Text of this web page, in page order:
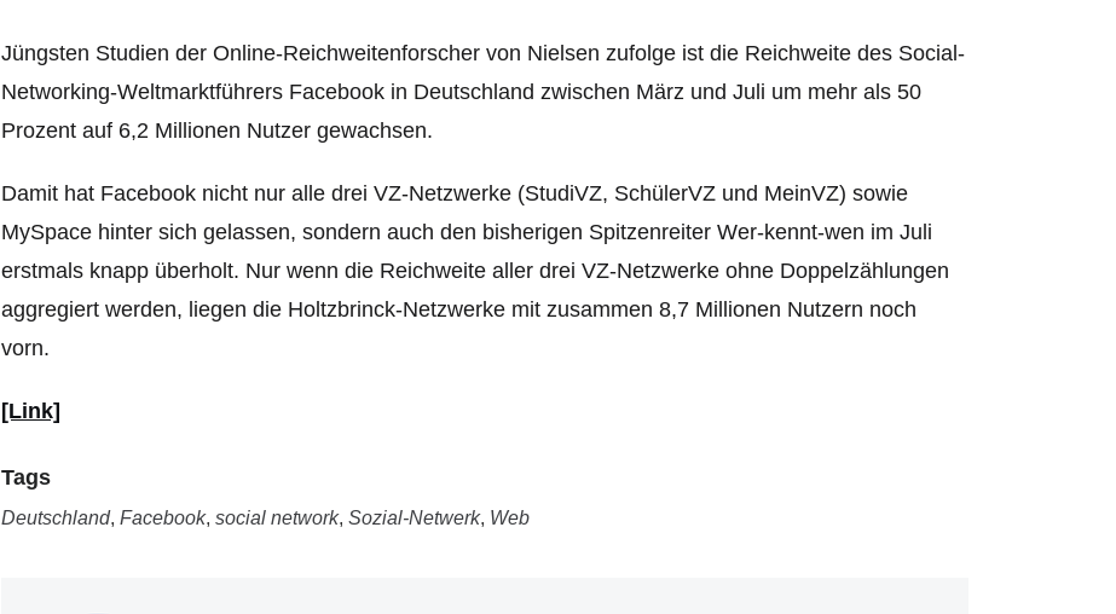
Jüngsten Studien der Online-Reichweitenforscher von Nielsen zufolge ist die Reichweite des Social-
Networking-Weltmarktführers Facebook in Deutschland zwischen März und Juli um mehr als 50
Prozent auf 6,2 Millionen Nutzer gewachsen.
Damit hat Facebook nicht nur alle drei VZ-Netzwerke (StudiVZ, SchülerVZ und MeinVZ) sowie
MySpace hinter sich gelassen, sondern auch den bisherigen Spitzenreiter Wer-kennt-wen im Juli
erstmals knapp überholt. Nur wenn die Reichweite aller drei VZ-Netzwerke ohne Doppelzählungen
aggregiert werden, liegen die Holtzbrinck-Netzwerke mit zusammen 8,7 Millionen Nutzern noch
vorn.
[Link]
Tags
Deutschland, Facebook, social network, Sozial-Netwerk, Web